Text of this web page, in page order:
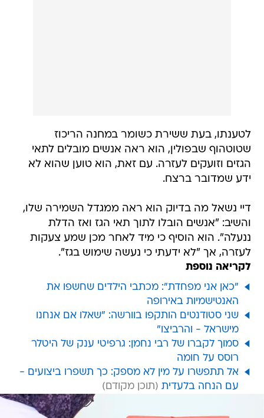
לטענתו, בעת ששירת כשומר במחנה הריכוז
שטוטהוף שבפולין, הוא ראה אנשים מובלים לתאי
הגזים וזועקים לעזרה. עם זאת, הוא טוען שהוא לא
ידע שמדובר ברצח.
דיי נשאל מה בדיוק הוא ראה ממגדל השמירה שלו,
והשיב: "אנשים הובלו לתוך תאי הגז ואז הדלת
ננעלה". הוא הוסיף כי מיד לאחר מכן שמע צעקות
לעזרה, אך "לא ידעתי כי נעשה שימוש בגז".
לקריאה נוספת
"כאן אני מפחדת": מכתבי הילדים שחשפו את
האנטישמיות באירופה
שני סטודנטים הותקפו בוורשה: "שאלו אם אנחנו
מישראל - והרביצו"
סמוך לקברו של רבי נחמן: גרפיטי ענק של היטלר
רוסס על חומה
אל תתפשרו על מין לא מספק: כך תשפרו ביצועים -
עם הנחה בלעדית